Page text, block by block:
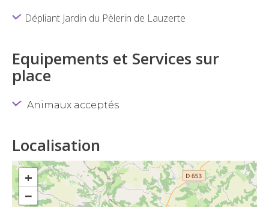
Dépliant Jardin du Pèlerin de Lauzerte
Equipements et Services sur
place
Animaux acceptés
Localisation
+
−